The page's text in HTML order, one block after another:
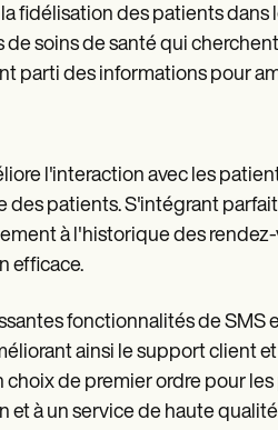
fidélisation des patients
de soins de santé qui
parti des informations pour
l'interaction avec les
des patients. S'intégrant
à l'historique des
efficace.
fonctionnalités de
ainsi le support client
choix de premier ordre pour
et à un service de haute